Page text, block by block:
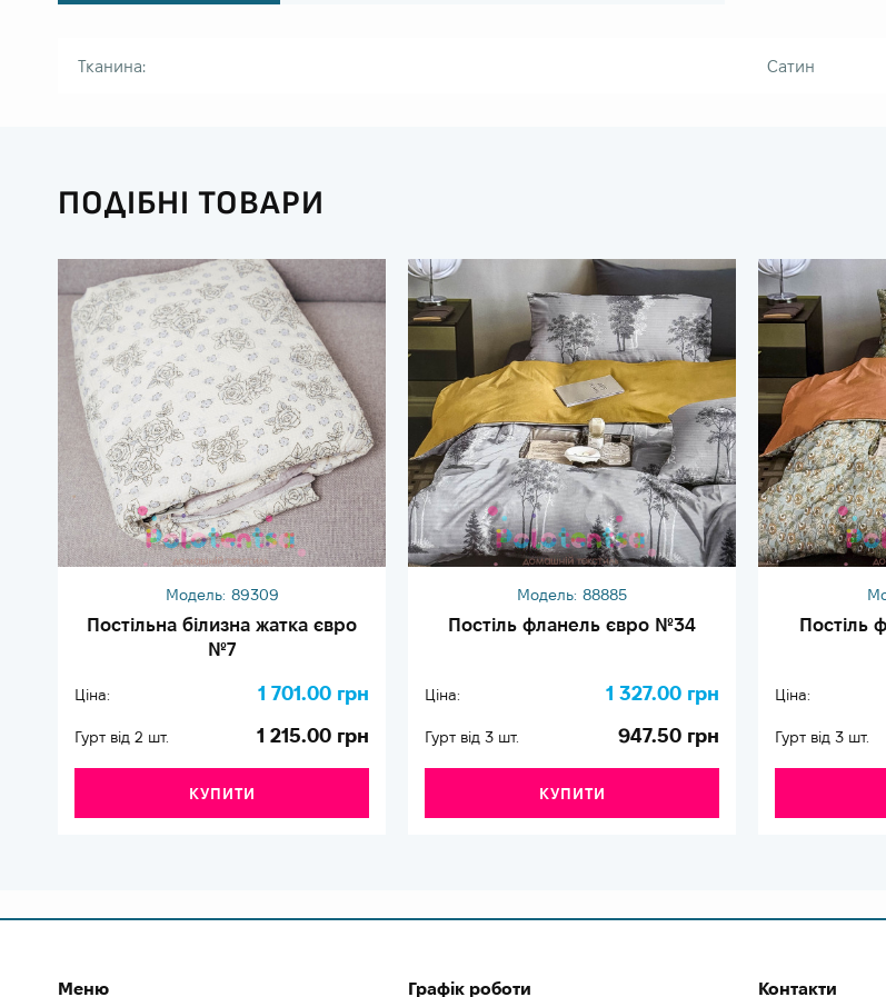
Тканина: Сатин
ПОДІБНІ ТОВАРИ
Модель: 89309
Постільна білизна жатка євро
№7
Ціна: 1 701.00 грн
Гурт від 2 шт. 1 215.00 грн
КУПИТИ
Модель: 88885
Постіль фланель євро №34
Ціна: 1 327.00 грн
Гурт від 3 шт. 947.50 грн
КУПИТИ
Постіль
Ціна:
Гурт від 3 шт.
Меню Графік роботи Контакти